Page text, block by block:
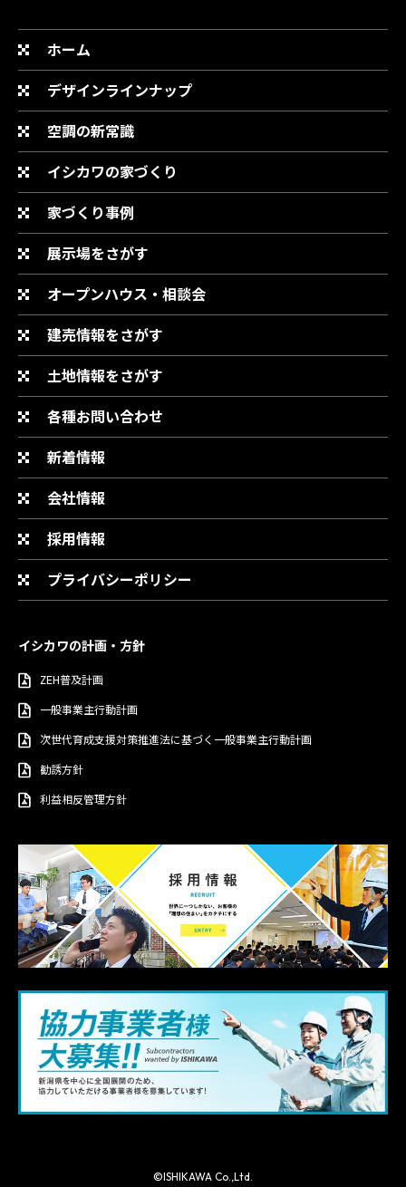
ホーム
デザインラインナップ
空調の新常識
イシカワの家づくり
家づくり事例
展示場をさがす
オープンハウス・相談会
建売情報をさがす
土地情報をさがす
各種お問い合わせ
新着情報
会社情報
採用情報
プライバシーポリシー
イシカワの計画・方針
ZEH普及計画
一般事業主行動計画
次世代育成支援対策推進法に基づく一般事業主行動計画
勧誘方針
利益相反管理方針
©ISHIKAWA Co.,Ltd.